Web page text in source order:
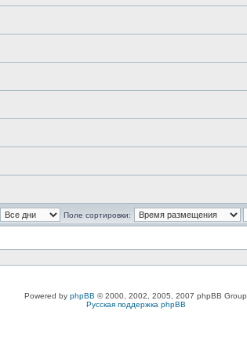
Поле сортировки:
Powered by phpBB © 2000, 2002, 2005, 2007 phpBB Group
Русская поддержка phpBB